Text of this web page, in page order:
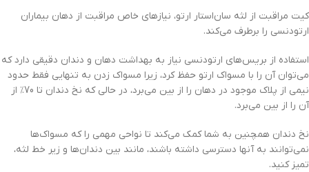
کیت مراقبت از لثه سان‌استار ارتو، نیازهای خاص مراقبت از دهان بیماران
ارتودنسی را برطرف می‌کند.
استفاده از بریس‌های ارتودنسی نیاز به بهداشت دهان و دندان دقیقی دارد که
می‌توان آن را با مسواک ارتو حفظ کرد، زیرا مسواک زدن به تنهایی فقط حدود
نیمی از پلاک موجود در دهان را از بین می‌برد، در حالی که نخ دندان تا 70٪ از
آن را از بین می‌برد.
نخ دندان همچنین به شما کمک می‌کند تا نواحی مهمی را که مسواک‌ها
نمی‌توانند به آنها دسترسی داشته باشند، مانند بین دندان‌ها و زیر خط لثه،
تمیز کنید.